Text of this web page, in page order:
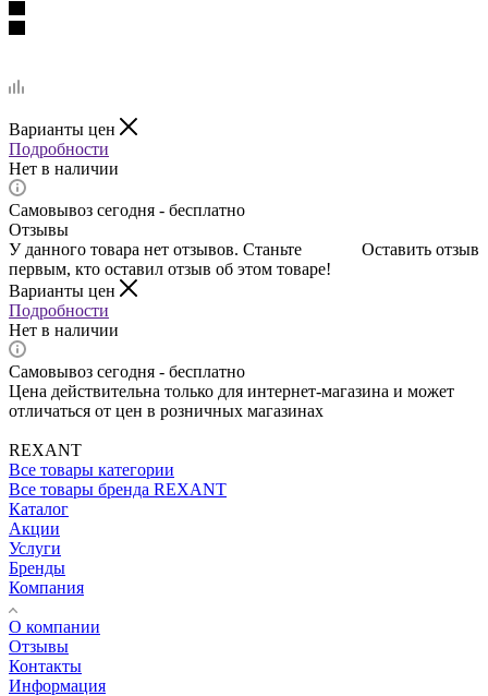
Варианты цен
Подробности
Нет в наличии
Самовывоз сегодня - бесплатно
Отзывы
Оставить отзыв
У данного товара нет отзывов. Станьте
первым, кто оставил отзыв об этом товаре!
Варианты цен
Подробности
Нет в наличии
Самовывоз сегодня - бесплатно
Цена действительна только для интернет-магазина и может
отличаться от цен в розничных магазинах
REXANT
Все товары категории
Все товары бренда REXANT
Каталог
Акции
Услуги
Бренды
Компания
О компании
Отзывы
Контакты
Информация